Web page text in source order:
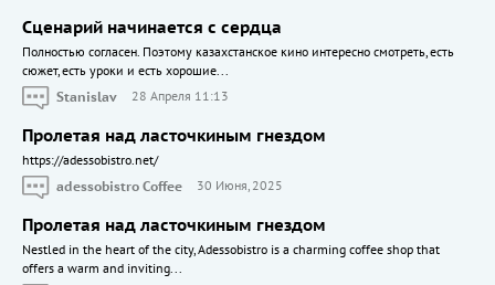
Сценарий начинается с сердца
Полностью согласен. Поэтому казахстанское кино интересно смотреть, есть
сюжет, есть уроки и есть хорошие...
Stanislav
28 Апреля 11:13
Пролетая над ласточкиным гнездом
https://adessobistro.net/
adessobistro Coffee
30 Июня, 2025
Пролетая над ласточкиным гнездом
Nestled in the heart of the city, Adessobistro is a charming coffee shop that
offers a warm and inviting...